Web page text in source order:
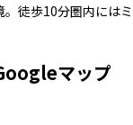
。徒歩10分圏内にはミ
マップ